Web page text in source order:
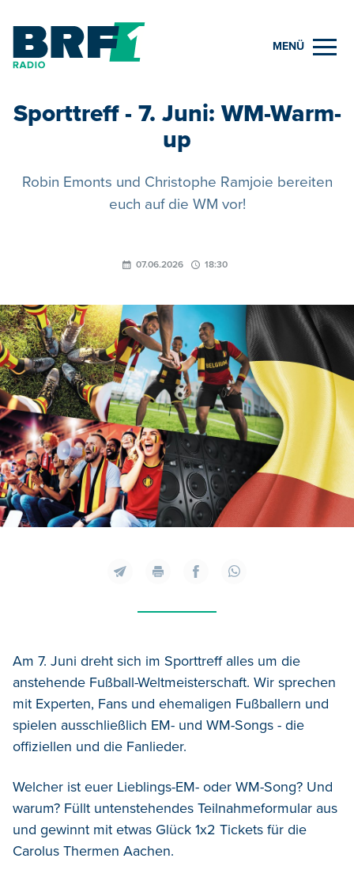
MENÜ
Sporttreff - 7. Juni: WM-Warm-
up
Robin Emonts und Christophe Ramjoie bereiten
euch auf die WM vor!
07.06.2026 18:30
Am 7. Juni dreht sich im Sporttreff alles um die
anstehende Fußball-Weltmeisterschaft. Wir sprechen
mit Experten, Fans und ehemaligen Fußballern und
spielen ausschließlich EM- und WM-Songs - die
offiziellen und die Fanlieder.
Welcher ist euer Lieblings-EM- oder WM-Song? Und
warum? Füllt untenstehendes Teilnahmeformular aus
und gewinnt mit etwas Glück 1x2 Tickets für die
Carolus Thermen Aachen.